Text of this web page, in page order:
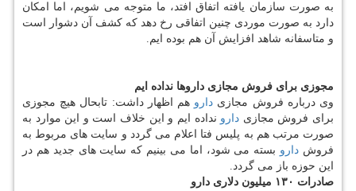
به صورت سازمان یافته اتفاق افتد، ما متوجه می شویم، اما امكان
دارد به صورت موردی چنین اتفاقی رخ دهد كه كشف آن دشوار است
و متاسفانه شاهد افزایش آن هم بوده ایم.
مجوزی برای فروش مجازی داروها نداده ایم
وی درباره فروش مجازی دارو هم اظهار داشت: تابحال هیچ مجوزی
برای فروش مجازی دارو نداده ایم و این خلاف است و این موارد به
صورت مرتب هم به پلیس فتا اعلام می گردد و سایت های مربوط به
فروش دارو بسته می شود، اما می بینیم كه سایت های جدید هم در
این حوزه باز می گردد.
صادرات ۱۳۰ میلیون دلاری دارو